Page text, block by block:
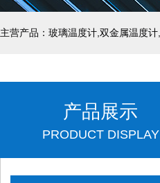
产品展示
PRODUCT DISPLAY